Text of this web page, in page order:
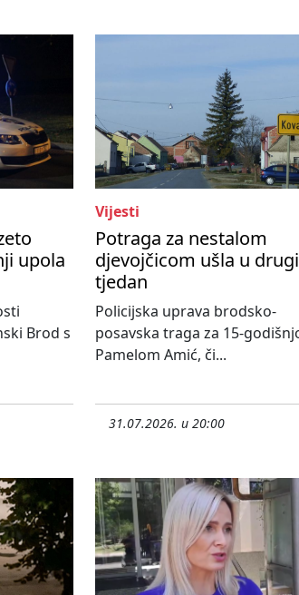
upola
Brod s
Vijesti
Potraga za nestalom
djevojčicom ušla u drugi
tjedan
Policijska uprava brodsko-
posavska traga za 15-
Pamelom Amić, či...
31.07.2026. u 20:00